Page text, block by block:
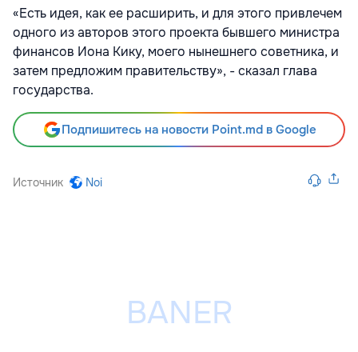
«Есть идея, как ее расширить, и для этого привлечем
одного из авторов этого проекта бывшего министра
финансов Иона Кику, моего нынешнего советника, и
затем предложим правительству», - сказал глава
государства.
Подпишитесь на новости Point.md в Google
Источник Noi